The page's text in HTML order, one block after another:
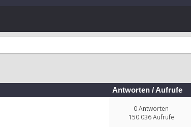
Antworten /Aufrufe
0 Antworten
150.036 Aufrufe